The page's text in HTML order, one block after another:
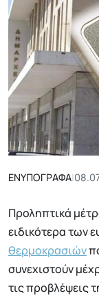
ΕΝΥΠΟΓΡΑΦΑ|
Προληπτικά
ειδικότερα των
θερμοκρασιών
συνεχιστούν
τις προβλέψεις